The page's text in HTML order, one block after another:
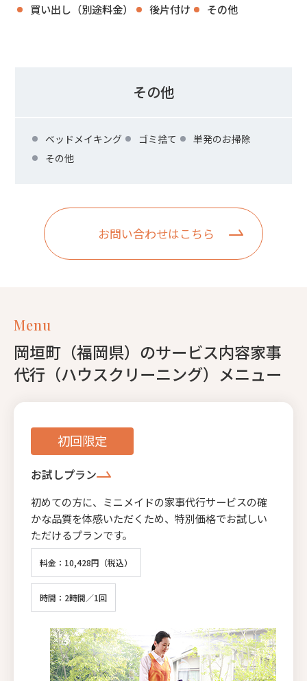
買い出し（別途料金）
後片付け その他
その他
ベッドメイキング ゴミ捨て
単発のお掃除
その他
お問い合わせはこちら
Menu
岡垣町（福岡県）のサービス内容家事
代行（ハウスクリーニング）メニュー
初回限定
お試しプラン
初めての方に、ミニメイドの家事代行サービスの確
かな品質を体感いただくため、特別価格でお試しい
ただけるプランです。
料金：10,428円（税込）
時間：2時間／1回